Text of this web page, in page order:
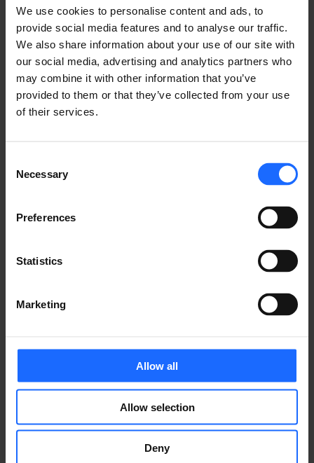
We use cookies to personalise content and ads, to
provide social media features and to analyse our traffic.
We also share information about your use of our site with
our social media, advertising and analytics partners who
may combine it with other information that you’ve
provided to them or that they’ve collected from your use
of their services.
Selection
Necessary
Preferences
Statistics
Marketing
Allow all
Allow selection
Deny
eventos públicos. Proporciona conectividad sin
interrupciones, rastreo GPS, capacidades de
gestión y supervisión remotas, y permite el acceso
a los datos en tiempo real. Estas características son
cruciales para supervisar y asegurar grandes
concentraciones y eventos, reduciendo la
posibilidad de riesgos para la seguridad.
¿LE GUSTO ESTA HISTORIA?
¡Estamos aquí para ayudar!
CONTÁCTENOS